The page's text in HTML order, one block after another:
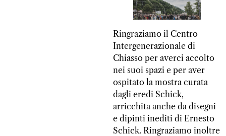
Ringraziamo il Centro
Intergenerazionale di
Chiasso per averci accolto
nei suoi spazi e per aver
ospitato la mostra curata
dagli eredi Schick,
arricchita anche da disegni
e dipinti inediti di Ernesto
Schick. Ringraziamo inoltre